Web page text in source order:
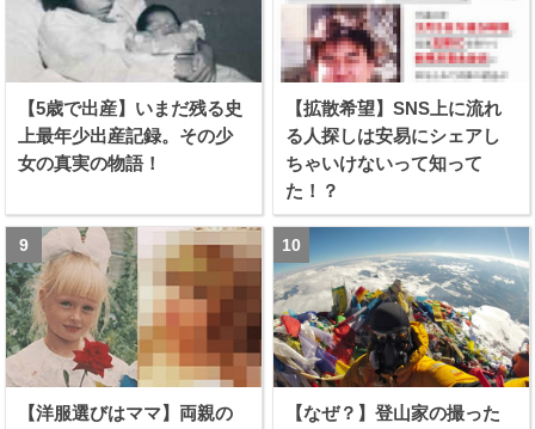
【5歳で出産】いまだ残る史
上最年少出産記録。その少
女の真実の物語！
【拡散希望】SNS上に流れ
る人探しは安易にシェアし
ちゃいけないって知って
た！？
【洋服選びはママ】両親の
【なぜ？】登山家の撮った